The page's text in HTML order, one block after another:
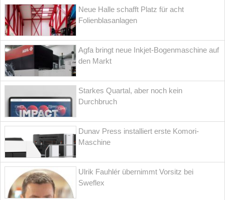
Neue Halle schafft Platz für acht
Folienblasanlagen
Agfa bringt neue Inkjet-Bogenmaschine auf
den Markt
Starkes Quartal, aber noch kein
Durchbruch
Dunav Press installiert erste Komori-
Maschine
Ulrik Fauhlér übernimmt Vorsitz bei
Sweflex